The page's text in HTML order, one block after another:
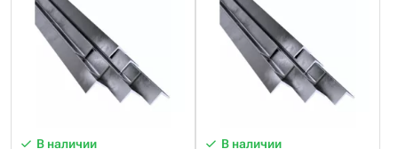
В наличии В наличии